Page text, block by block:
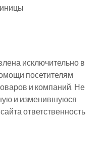
исключительно в
посетителям
и компаний. Не
и изменившуюся
ответственность